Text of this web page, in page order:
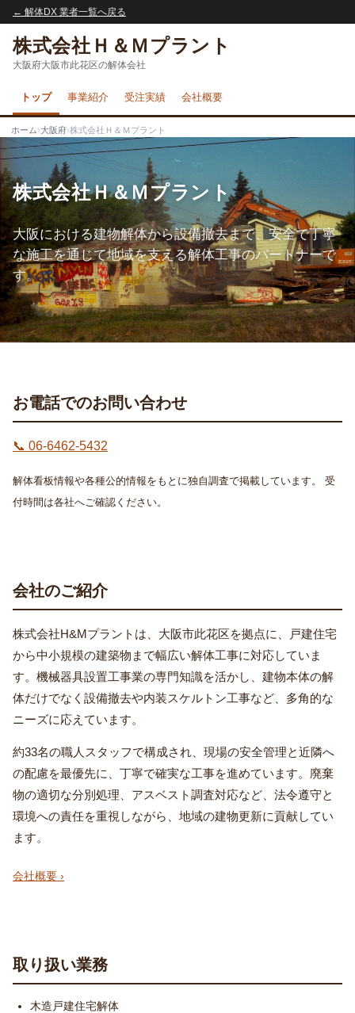
← 解体DX 業者一覧へ戻る
株式会社Ｈ＆Ｍプラント
大阪府大阪市此花区の解体会社
トップ 事業紹介 受注実績 会社概要
ホーム›大阪府›株式会社Ｈ＆Ｍプラント
株式会社Ｈ＆Ｍプラント
大阪における建物解体から設備撤去まで、安全で丁寧
な施工を通じて地域を支える解体工事のパートナーで
す。
お電話でのお問い合わせ
📞 06-6462-5432
解体看板情報や各種公的情報をもとに独自調査で掲載しています。 受
付時間は各社へご確認ください。
会社のご紹介
株式会社H&Mプラントは、大阪市此花区を拠点に、戸建住宅
から中小規模の建築物まで幅広い解体工事に対応していま
す。機械器具設置工事業の専門知識を活かし、建物本体の解
体だけでなく設備撤去や内装スケルトン工事など、多角的な
ニーズに応えています。
約33名の職人スタッフで構成され、現場の安全管理と近隣へ
の配慮を最優先に、丁寧で確実な工事を進めています。廃棄
物の適切な分別処理、アスベスト調査対応など、法令遵守と
環境への責任を重視しながら、地域の建物更新に貢献してい
ます。
会社概要 ›
取り扱い業務
木造戸建住宅解体